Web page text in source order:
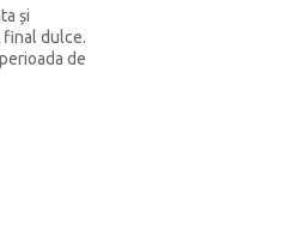
și
final dulce.
de